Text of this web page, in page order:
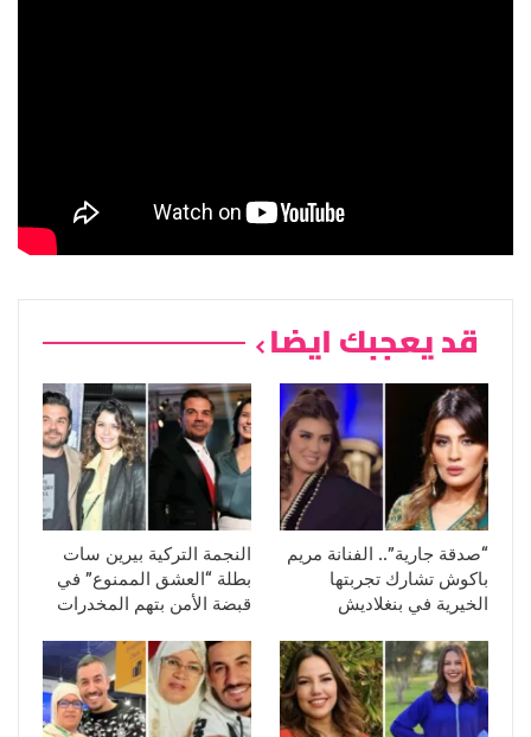
قد يعجبك ايضا
“صدقة جارية”.. الفنانة مريم
باكوش تشارك تجربتها
الخيرية في بنغلاديش
النجمة التركية بيرين سات
بطلة “العشق الممنوع” في
قبضة الأمن بتهم المخدرات